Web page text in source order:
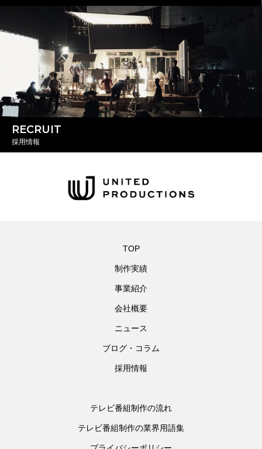
RECRUIT
採用情報
TOP
制作実績
事業紹介
会社概要
ニュース
ブログ・コラム
採用情報
テレビ番組制作の流れ
テレビ番組制作の業界用語集